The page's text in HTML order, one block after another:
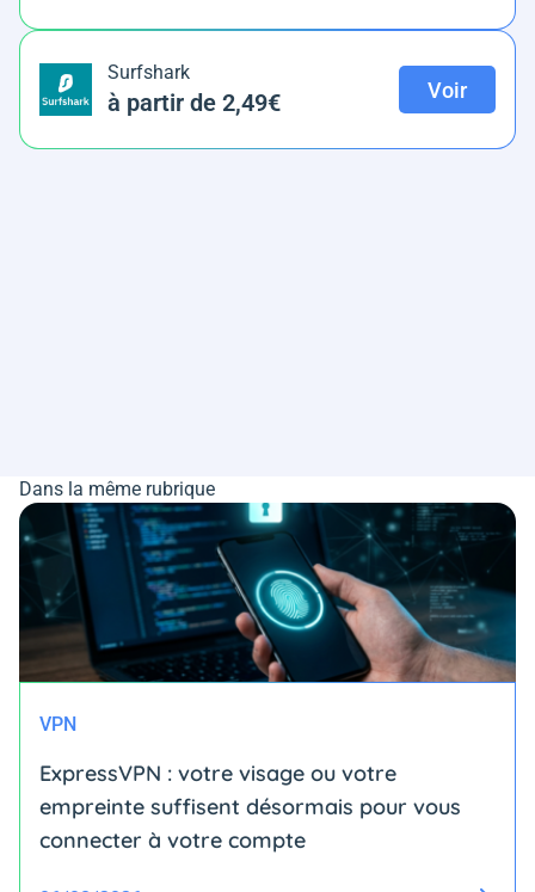
Surfshark
à partir de 2,49€ Voir
Dans la même rubrique
VPN
ExpressVPN : votre visage ou votre
empreinte suffisent désormais pour vous
connecter à votre compte